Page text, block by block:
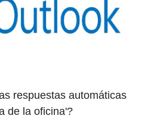
respuestas automáticas
de la oficina'?